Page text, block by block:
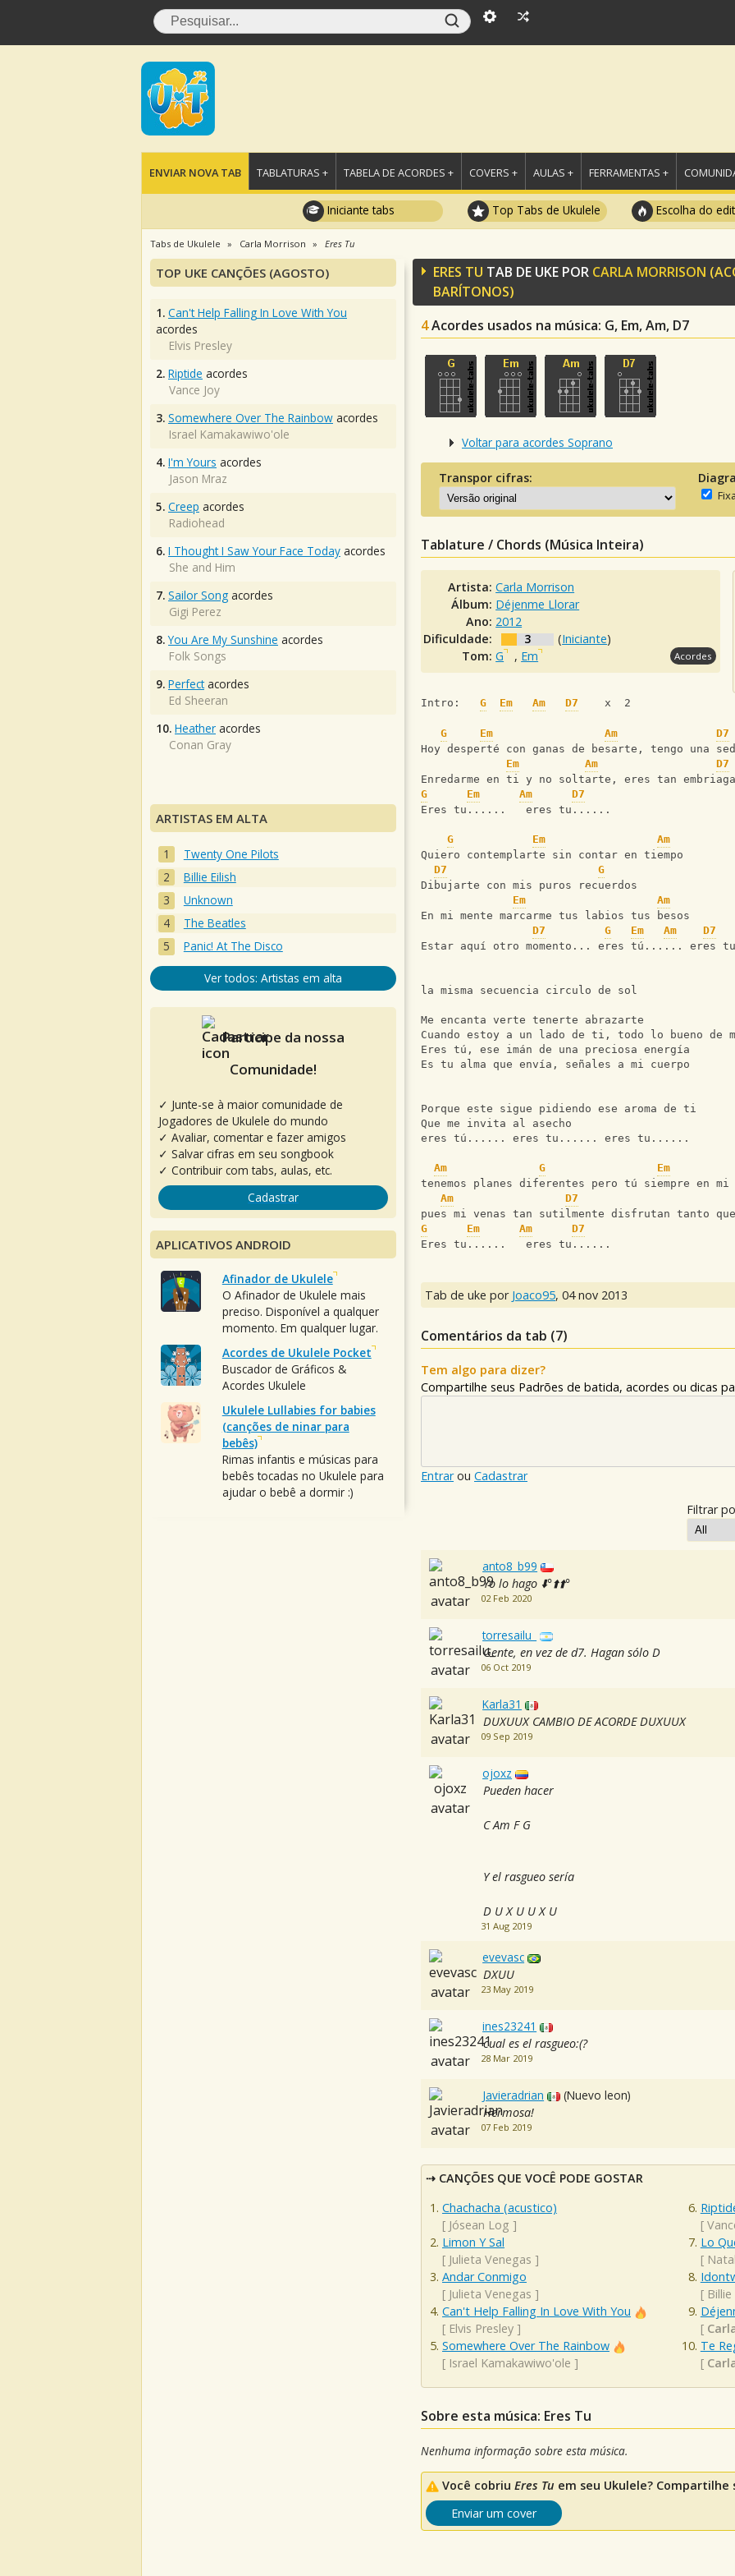
ENVIAR NOVA TAB TABLATURAS + TABELA DE ACORDES + COVERS + AULAS + FERRAMENTAS +
Iniciante tabs Top Tabs de Ukulele Escolha do
Tabs de Ukulele Carla Morrison Eres Tu
ERES TU TAB DE UKE POR CARLA MORRISON
BARÍTONOS)
4Acordes usados na música: G, Em, Am, D7
Voltar para acordes Soprano
Transpor cifras:
Tablature / Chords (Música Inteira)
Artista:Carla Morrison
Álbum: Déjenme Llorar
Ano: 2012
Dificuldade:
3 (Iniciante)
Tom:G , Em Acordes
Intro: G Em Am D7
    x  2
G Em Am
D7
Hoy desperté con ganas de besarte, tengo una
Em
Am
D7
Enredarme en ti y no soltarte, eres tan
G
Em Am
D7
Eres tu......   eres tu......
G Em
Am
Quiero contemplarte sin contar en tiempo
D7
G
Dibujarte con mis puros recuerdos
Em
Am
En mi mente marcarme tus labios tus besos
D7
G Em Am
D7
Estar aquí otro momento... eres tú......
la misma secuencia circulo de sol
Me encanta verte tenerte abrazarte
Cuando estoy a un lado de ti, todo lo bueno de
Eres tú, ese imán de una preciosa energía
Es tu alma que envía, señales a mi cuerpo
Porque este sigue pidiendo ese aroma de ti
Que me invita al asecho
eres tú...... eres tu...... eres tu......
Am G
Em
tenemos planes diferentes pero tú siempre en mi
Am
D7
pues mi venas tan sutilmente disfrutan tanto
G
Em Am
D7
Eres tu......   eres tu......
Tab de uke por Joaco95, 04 nov 2013
Comentários da tab (7)
Tem algo para dizer?
Compartilhe seus Padrões de batida, acordes ou dicas
Entrarou Cadastrar
Filtrar
anto8_b99
Yo lo hago ⬇️°⬆️⬆️°
02 Feb 2020
torresailu_
Gente, en vez de d7. Hagan sólo D
06 Oct 2019
Karla31
DUXUUX CAMBIO DE ACORDE DUXUUX
09 Sep 2019
ojoxz
Pueden hacer
C Am F G
Y el rasgueo sería
D U X U U X U
31 Aug 2019
evevasc
DXUU
23 May 2019
ines23241
cual es el rasgueo:(?
28 Mar 2019
Javieradrian
(Nuevo leon)
Hermosa!
07 Feb 2019
CANÇÕES QUE VOCÊ PODE GOSTAR
Chachacha (acustico)
[ Jósean Log ]
Limon Y Sal
[ Julieta Venegas ]
Andar Conmigo
[ Julieta Venegas ]
Can't Help Falling In Love With You
[ Elvis Presley ]
Somewhere Over The Rainbow
[ Israel Kamakawiwo'ole ]
[
Lo
[
[ Billie
[
Te
[
Sobre esta música: Eres Tu
Nenhuma informação sobre esta música.
Você cobriu Eres Tu em seu Ukulele?
Enviar um cover
TOP UKE CANÇÕES (AGOSTO)
1. Can't Help Falling In Love With You
acordes
Elvis Presley
2. Riptide acordes
Vance Joy
3. Somewhere Over The Rainbow acordes
Israel Kamakawiwo'ole
4. I'm Yours acordes
Jason Mraz
5. Creep acordes
Radiohead
6. I Thought I Saw Your Face Today acordes
She and Him
7. Sailor Song acordes
Gigi Perez
8. You Are My Sunshine acordes
Folk Songs
9. Perfectacordes
Ed Sheeran
10. Heather acordes
Conan Gray
ARTISTAS EM ALTA
Twenty One Pilots
Billie Eilish
Unknown
The Beatles
Panic! At The Disco
Ver todos: Artistas em alta
Participe da nossa
Comunidade!
✓ Junte-se à maior comunidade de
Jogadores de Ukulele do mundo
✓ Avaliar, comentar e fazer amigos
✓ Salvar cifras em seu songbook
✓ Contribuir com tabs, aulas, etc.
Cadastrar
APLICATIVOS ANDROID
Afinador de Ukulele
O Afinador de Ukulele mais
preciso. Disponível a qualquer
momento. Em qualquer lugar.
Acordes de Ukulele Pocket
Buscador de Gráficos &
Acordes Ukulele
Ukulele Lullabies for babies
(canções de ninar para
bebês)
Rimas infantis e músicas para
bebês tocadas no Ukulele para
ajudar o bebê a dormir :)